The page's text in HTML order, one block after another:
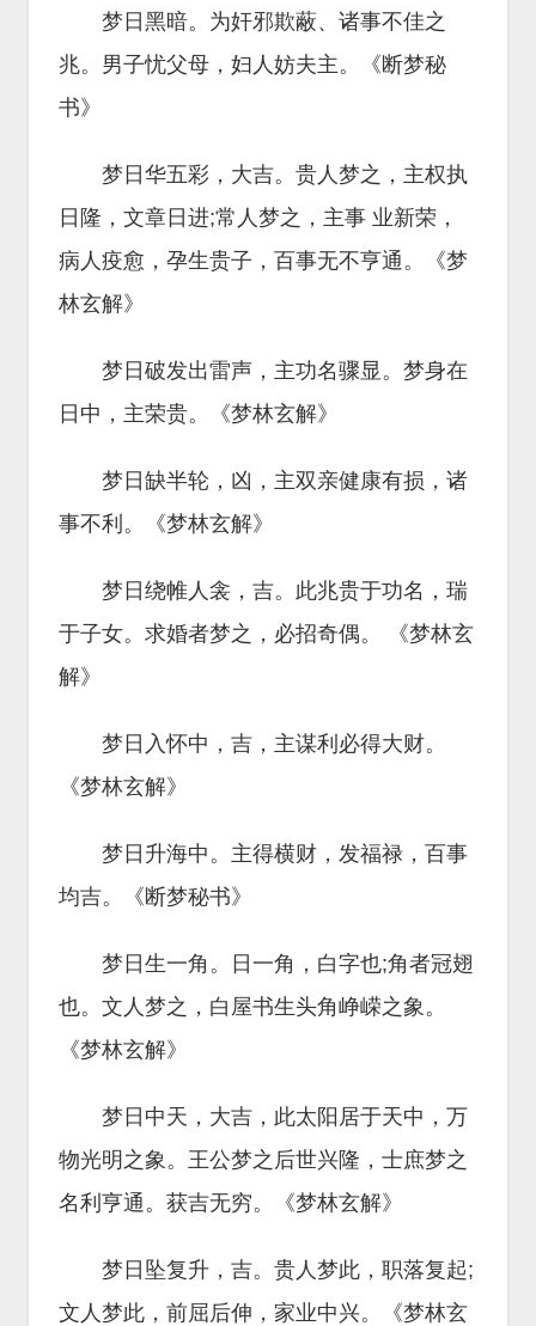
梦日黑暗。为奸邪欺蔽、诸事不佳之
兆。男子忧父母，妇人妨夫主。《断梦秘
书》
梦日华五彩，大吉。贵人梦之，主权执
日隆，文章日进;常人梦之，主事 业新荣，
病人疫愈，孕生贵子，百事无不亨通。《梦
林玄解》
梦日破发出雷声，主功名骤显。梦身在
日中，主荣贵。《梦林玄解》
梦日缺半轮，凶，主双亲健康有损，诸
事不利。《梦林玄解》
梦日绕帷人衾，吉。此兆贵于功名，瑞
于子女。求婚者梦之，必招奇偶。 《梦林玄
解》
梦日入怀中，吉，主谋利必得大财。
《梦林玄解》
梦日升海中。主得横财，发福禄，百事
均吉。《断梦秘书》
梦日生一角。日一角，白字也;角者冠翅
也。文人梦之，白屋书生头角峥嵘之象。
《梦林玄解》
梦日中天，大吉，此太阳居于天中，万
物光明之象。王公梦之后世兴隆，士庶梦之
名利亨通。获吉无穷。《梦林玄解》
梦日坠复升，吉。贵人梦此，职落复起;
文人梦此，前屈后伸，家业中兴。《梦林玄